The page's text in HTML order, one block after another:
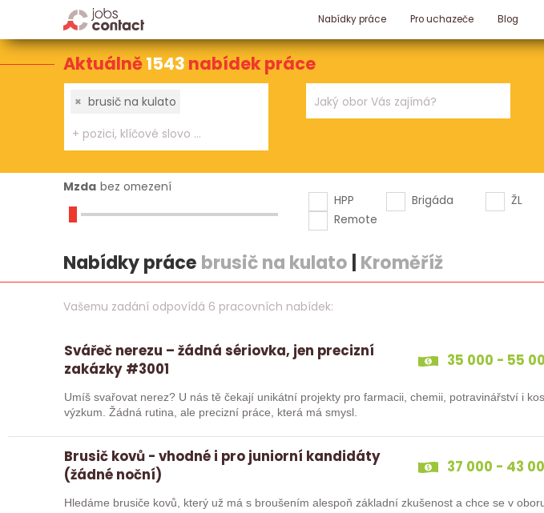
Nabídky práce Pro uchazeče Blog
Aktuálně1543 nabídek práce
× brusič na kulato
Mzda bez omezení
HPP
Brigáda ŽL
Remote
Nabídky práce brusič na kulato Kroměříž
Vašemu zadání odpovídá 6 pracovních nabídek:
Svářeč nerezu – žádná sériovka, jen precizní
zakázky #3001
35 000 - 55
Umíš svařovat nerez? U nás tě čekají unikátní projekty pro farmacii, chemii, potravinářství i
výzkum. Žádná rutina, ale precizní práce, která má smysl.
Brusič kovů - vhodné i pro juniorní kandidáty
(žádné noční)
37 000 - 43
Hledáme brusiče kovů, který už má s broušením alespoň základní zkušenost a chce se v